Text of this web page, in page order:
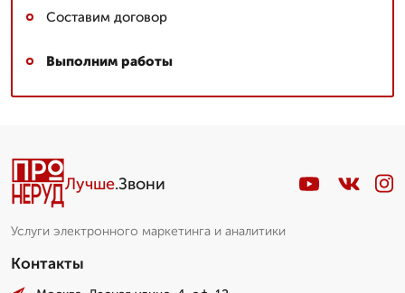
Составим договор
Выполним работы
Лучше.Звони
Услуги электронного маркетинга и аналитики
Контакты